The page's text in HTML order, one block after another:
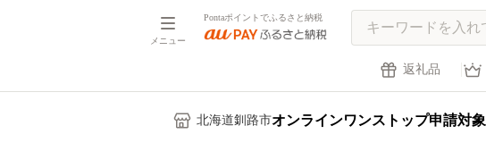
メニュー
Pontaポイントでふるさと納税
返礼品
北海道釧路市オンラインワンストップ申請対象